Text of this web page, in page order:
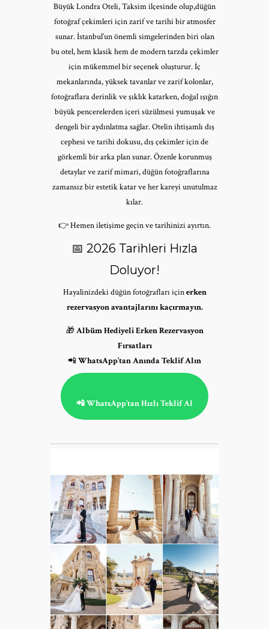
Büyük Londra Oteli, Taksim ilçesinde olup,düğün
fotoğraf çekimleri için zarif ve tarihi bir atmosfer
sunar. İstanbul’un önemli simgelerinden biri olan
bu otel, hem klasik hem de modern tarzda çekimler
için mükemmel bir seçenek oluşturur. İç
mekanlarında, yüksek tavanlar ve zarif kolonlar,
fotoğraflara derinlik ve şıklık katarken, doğal ışığın
büyük pencerelerden içeri süzülmesi yumuşak ve
dengeli bir aydınlatma sağlar. Otelin ihtişamlı dış
cephesi ve tarihi dokusu, dış çekimler için de
görkemli bir arka plan sunar. Özenle korunmuş
detaylar ve zarif mimari, düğün fotoğraflarına
zamansız bir estetik katar ve her kareyi unutulmaz
kılar.
👉 Hemen iletişime geçin ve tarihinizi ayırtın.
📅 2026 Tarihleri Hızla
Doluyor!
Hayalinizdeki düğün fotoğrafları içinerken
rezervasyon avantajlarını kaçırmayın.
🎁Albüm Hediyeli Erken Rezervasyon
Fırsatları
📲WhatsApp’tan Anında Teklif Alın
📲 WhatsApp’tan Hızlı Teklif Al